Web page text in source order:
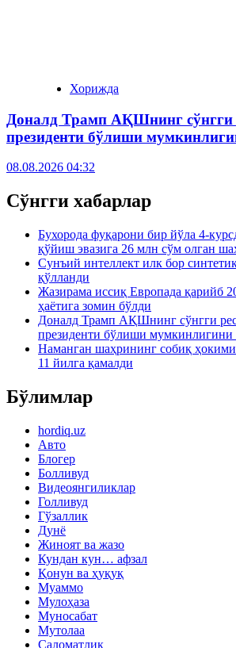
Хорижда
Доналд Трамп АҚШнинг сўнгги
президенти бўлиши
08.08.2026 04:32
Сўнгги хабарлар
Бухорода фуқарони бир йўла 4-
қўйиш эвазига 26 млн сўм олган
Сунъий интеллект илк бор
қўлланди
Жазирама иссиқ Европада қарийб
ҳаётига зомин бўлди
Доналд Трамп АҚШнинг сўнгги
президенти бўлиши мумкинлигини
Наманган шаҳрининг собиқ
11 йилга қамалди
Бўлимлар
hordiq.uz
Авто
Блогер
Болливуд
Видеоянгиликлар
Голливуд
Гўзаллик
Дунё
Жиноят ва жазо
Кундан кун… афзал
Қонун ва ҳуқуқ
Муаммо
Мулоҳаза
Муносабат
Мутолаа
Саломатлик